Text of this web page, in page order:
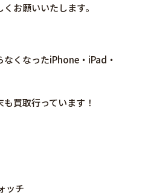
お願いいたします。
くなったiPhone・iPad・
買取行っています！
ッチ